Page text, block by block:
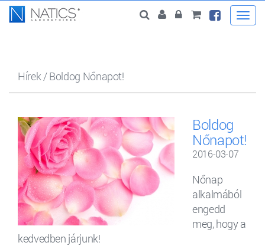
Hírek/Boldog Nőnapot!
Boldog
Nőnapot!
2016-03-07
Nőnap
alkalmából
engedd
meg, hogy a
kedvedben járjunk!